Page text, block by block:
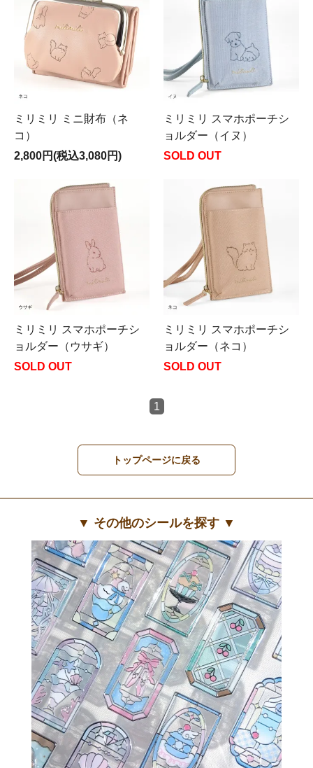
ミリミリ ミニ財布（ネ
コ）
2,800円(税込3,080円)
ミリミリ スマホポーチシ
ョルダー（イヌ）
SOLD OUT
ミリミリ スマホポーチシ
ョルダー（ウサギ）
SOLD OUT
ミリミリ スマホポーチシ
ョルダー（ネコ）
SOLD OUT
1
トップページに戻る
▼ その他のシールを探す ▼